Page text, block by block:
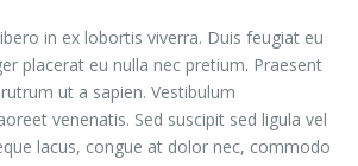
in ex lobortis viverra. Duis feugiat eu
placerat eu nulla nec pretium. Praesent
ut a sapien. Vestibulum
venenatis. Sed suscipit sed ligula vel
lacus, congue at dolor nec, commodo